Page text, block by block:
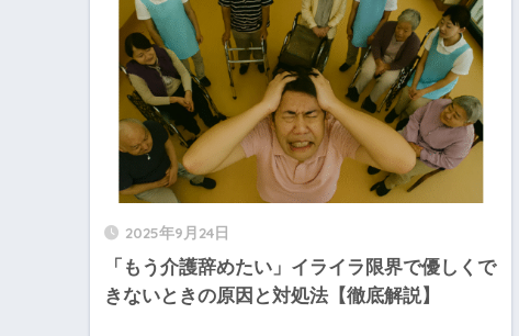
2025年9月24日
「もう介護辞めたい」イライラ限界で優しくで
きないときの原因と対処法【徹底解説】